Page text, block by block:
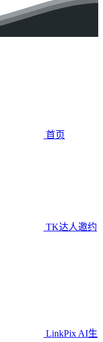
首页
TK达人邀约
LinkPix AI生